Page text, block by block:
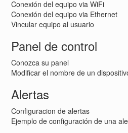
Conexión del equipo via WiFi
Conexión del equipo via Ethernet
Vincular equipo al usuario
Panel de control
Conozca su panel
Modificar el nombre de un
Alertas
Configuracion de alertas
Ejemplo de configuración de una